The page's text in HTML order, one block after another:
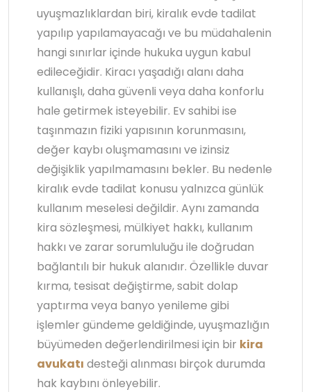
uyuşmazlıklardan biri, kiralık evde tadilat
yapılıp yapılamayacağı ve bu müdahalenin
hangi sınırlar içinde hukuka uygun kabul
edileceğidir. Kiracı yaşadığı alanı daha
kullanışlı, daha güvenli veya daha konforlu
hale getirmek isteyebilir. Ev sahibi ise
taşınmazın fiziki yapısının korunmasını,
değer kaybı oluşmamasını ve izinsiz
değişiklik yapılmamasını bekler. Bu nedenle
kiralık evde tadilat konusu yalnızca günlük
kullanım meselesi değildir. Aynı zamanda
kira sözleşmesi, mülkiyet hakkı, kullanım
hakkı ve zarar sorumluluğu ile doğrudan
bağlantılı bir hukuk alanıdır. Özellikle duvar
kırma, tesisat değiştirme, sabit dolap
yaptırma veya banyo yenileme gibi
işlemler gündeme geldiğinde, uyuşmazlığın
büyümeden değerlendirilmesi için bir kira
avukatı desteği alınması birçok durumda
hak kaybını önleyebilir.